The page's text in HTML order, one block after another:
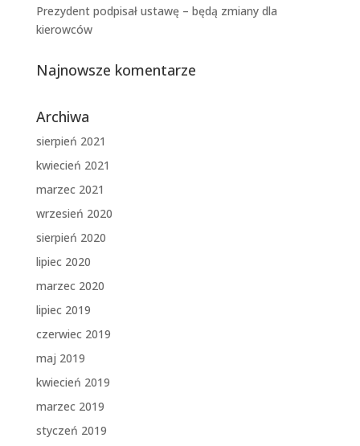
Prezydent podpisał ustawę – będą zmiany dla
kierowców
Najnowsze komentarze
Archiwa
sierpień 2021
kwiecień 2021
marzec 2021
wrzesień 2020
sierpień 2020
lipiec 2020
marzec 2020
lipiec 2019
czerwiec 2019
maj 2019
kwiecień 2019
marzec 2019
styczeń 2019